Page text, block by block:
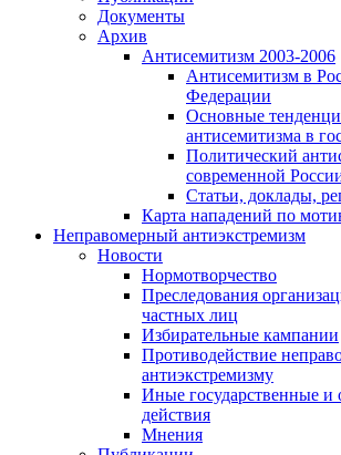
Документы
Архив
Антисемитизм 2003-2006
Антисемитизм в
Федерации
Основные
антисемитизма в
Политический
современной
Статьи, доклады,
Карта нападений по
Неправомерный антиэкстремизм
Новости
Нормотворчество
Преследования
частных лиц
Избирательные кампании
Противодействие
антиэкстремизму
Иные государственные и
действия
Мнения